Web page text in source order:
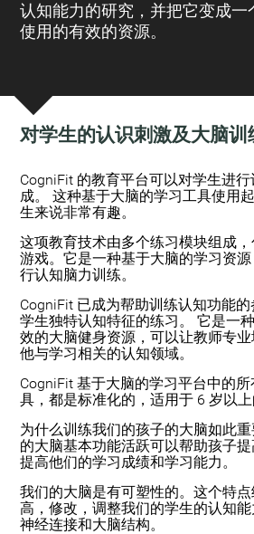
认知能力的研究，并把它变成一
使用的有效的资源。
对学生的认识刺激及大脑训
CogniFit 的教育平台可以对学生进
成。 这种基于大脑的学习工具使用
生来说非常有趣。
这项教育技术由多个练习模块组成
游戏。它是一种基于大脑的学习资
行认知脑力训练。
CogniFit 已成为帮助训练认知功能
学生独特认知特征的练习。 它是一
效的大脑健身资源，可以让教师专
他与学习相关的认知领域。
CogniFit 基于大脑的学习平台中的
具，都是标准化的，适用于 6 岁以上
为什么训练我们的孩子的大脑如此
的大脑基本功能活跃可以帮助孩子提
提高他们的学习成绩和学习能力。
我们的大脑是有可塑性的。这个特
高，修改，调整我们的学生的认知
神经连接和大脑结构。